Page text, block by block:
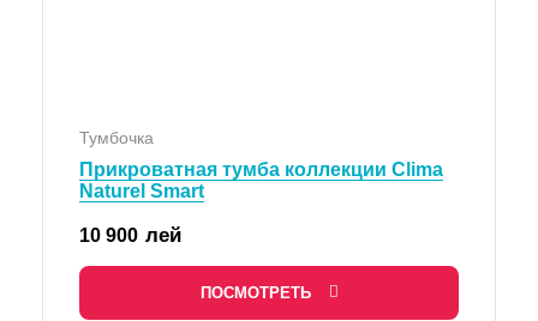
Тумбочка
Прикроватная тумба коллекции Clima
Naturel Smart
10 900 лей
ПОСМОТРЕТЬ